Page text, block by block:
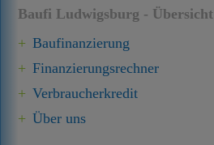
Baufi Ludwigsburg - Übersicht
Baufinanzierung
Finanzierungsrechner
Verbraucherkredit
Über uns